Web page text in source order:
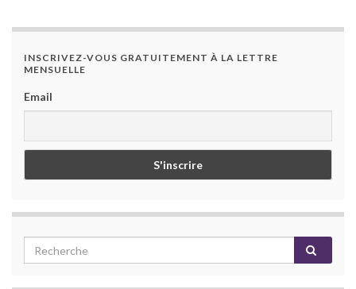
INSCRIVEZ-VOUS GRATUITEMENT À LA LETTRE
MENSUELLE
Email